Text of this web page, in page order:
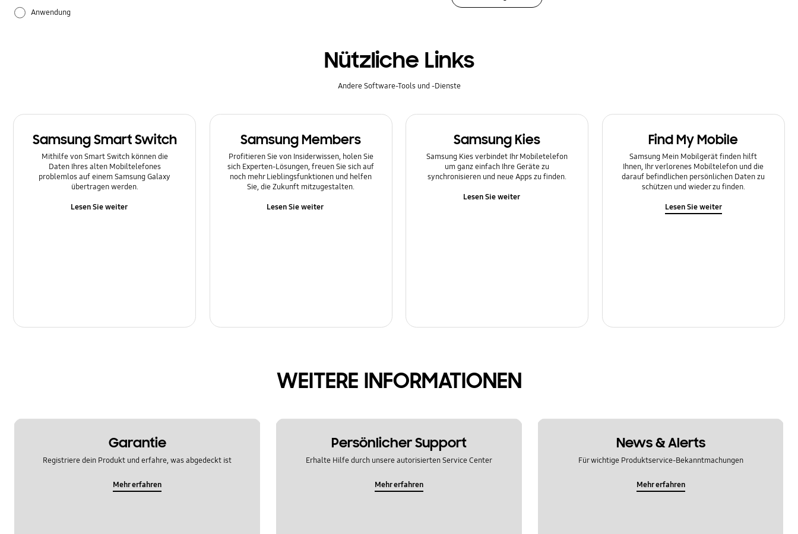
Anwendung
Nützliche Links
Andere Software-Tools und -Dienste
Samsung Smart Switch
Mithilfe von Smart Switch können die
Daten Ihres alten Mobiltelefones
problemlos auf einem Samsung Galaxy
übertragen werden.
Lesen Sie weiter
Samsung Members
Profitieren Sie von Insiderwissen, holen Sie
sich Experten-Lösungen, freuen Sie sich auf
noch mehr Lieblingsfunktionen und helfen
Sie, die Zukunft mitzugestalten.
Lesen Sie weiter
Samsung Kies
Samsung Kies verbindet Ihr Mobiletelefon
um ganz einfach Ihre Geräte zu
synchronisieren und neue Apps zu finden.
Lesen Sie weiter
Find My Mobile
Samsung Mein Mobilgerät finden hilft
Ihnen, Ihr verlorenes Mobiltelefon und die
darauf befindlichen persönlichen Daten zu
schützen und wieder zu finden.
Lesen Sie weiter
WEITERE INFORMATIONEN
Garantie
Registriere dein Produkt und erfahre, was abgedeckt ist
Mehr erfahren
Persönlicher Support
Erhalte Hilfe durch unsere autorisierten Service Center
Mehr erfahren
News & Alerts
Für wichtige Produktservice-Bekanntmachungen
Mehr erfahren